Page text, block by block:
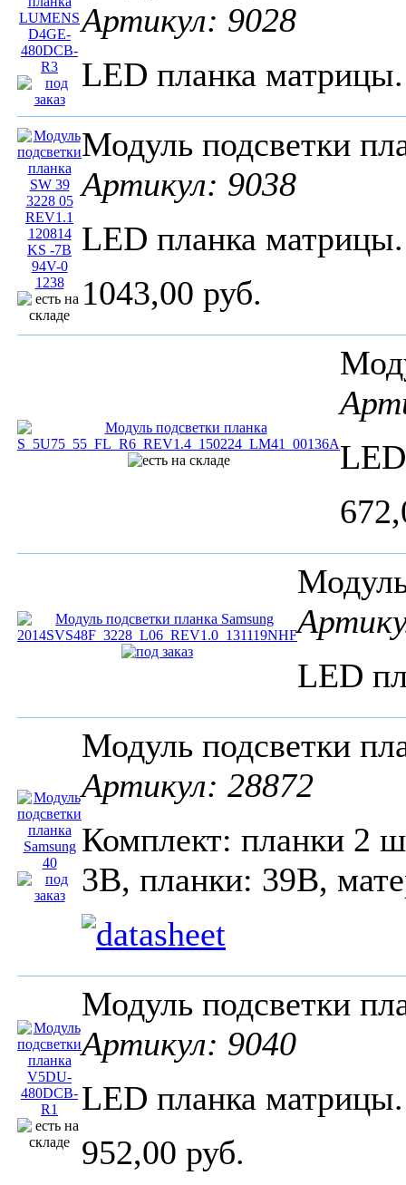
Артикул: 9028
LED планка
Модуль подсветки
Артикул: 9038
LED планка
1043,00 руб.
LED
Модуль подсветки
Артикул: 28872
Комплект: планки 2
3В, планки: 39В,
Модуль подсветки
Артикул: 9040
LED планка
952,00 руб.